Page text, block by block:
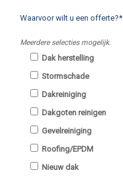
Waarvoor wilt u een offerte?*
Meerdere selecties mogelijk.
Dak herstelling
Stormschade
Dakreiniging
Dakgoten reinigen
Gevelreiniging
Roofing/EPDM
Nieuw dak